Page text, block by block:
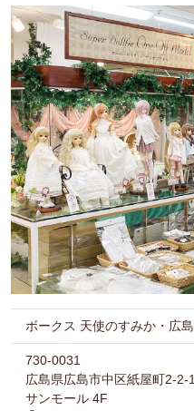
ボークス 天使のすみか・広
730-0031
広島県広島市中区紙屋町2-2-
サンモール 4F